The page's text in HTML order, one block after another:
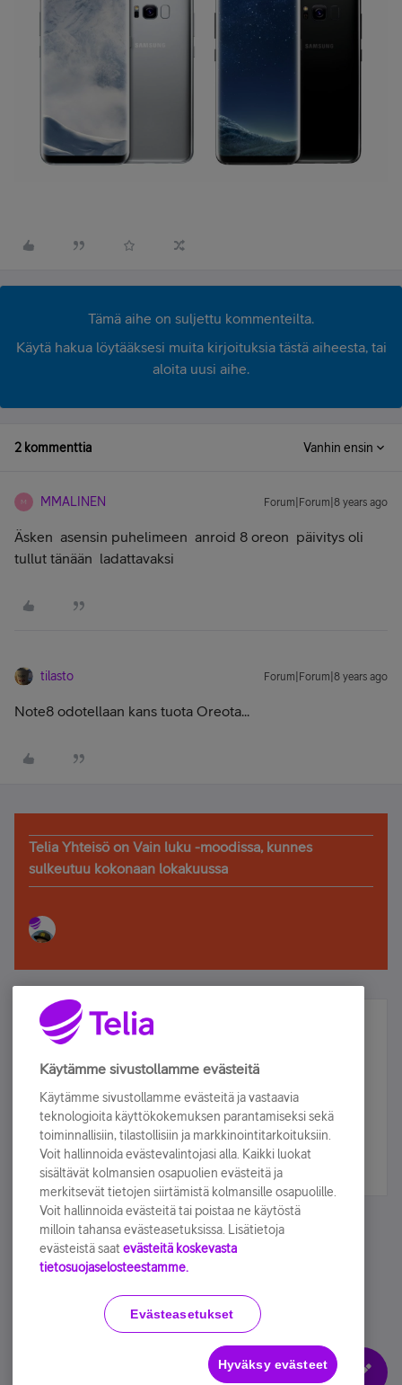
Tämä aihe on suljettu kommenteilta.
Käytä hakua löytääksesi muita kirjoituksia tästä aiheesta, tai
aloita uusi aihe.
2 kommenttia Vanhin ensin
M MMALINEN Forum|Forum|8 years ago
Äsken asensin puhelimeen anroid 8 oreon päivitys oli
tullut tänään ladattavaksi
tilasto Forum|Forum|8 years ago
Note8 odotellaan kans tuota Oreota...
Telia Yhteisö on Vain luku -moodissa, kunnes
sulkeutuu kokonaan lokakuussa
Älä jää paitsi – osallistu ja voita!
Tilaa Telian uutiskirje ja olet mukana arvonnassa.
sähköpostiisi.
Tilaa nyt
Käyttöehdot Accessibility statement
Evästeasetukset
Käytämme sivustollamme evästeitä
Käytämme sivustollamme evästeitä ja vastaavia
teknologioita käyttökokemuksen parantamiseksi sekä
toiminnallisiin, tilastollisiin ja markkinointitarkoituksiin.
Voit hallinnoida evästevalintojasi alla. Kaikki luokat
sisältävät kolmansien osapuolien evästeitä ja
merkitsevät tietojen siirtämistä kolmansille osapuolille.
Voit hallinnoida evästeitä tai poistaa ne käytöstä
milloin tahansa evästeasetuksissa. Lisätietoja
evästeistä saat evästeitä koskevasta
tietosuojaselosteestamme.
Evästeasetukset
Hyväksy evästeet